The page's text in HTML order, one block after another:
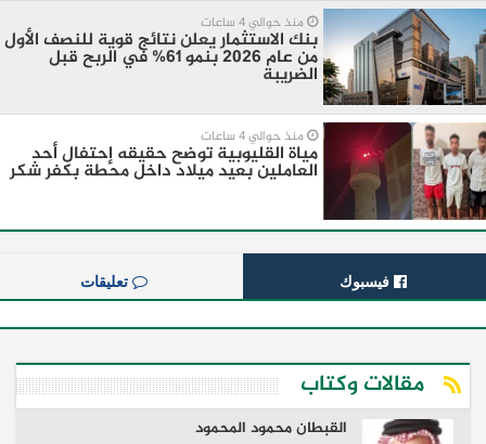
منذ حوالي 4 ساعات
بنك الاستثمار يعلن نتائج قوية للنصف الأول
من عام 2026 بنمو 61% في الربح قبل
الضريبة
منذ حوالي 4 ساعات
مياة القليوبية توضح حقيقه إحتفال أحد
العاملين بعيد ميلاد داخل محطة بكفر شكر
فيسبوك تعليقات
مقالات وكتاب
القبطان محمود المحمود